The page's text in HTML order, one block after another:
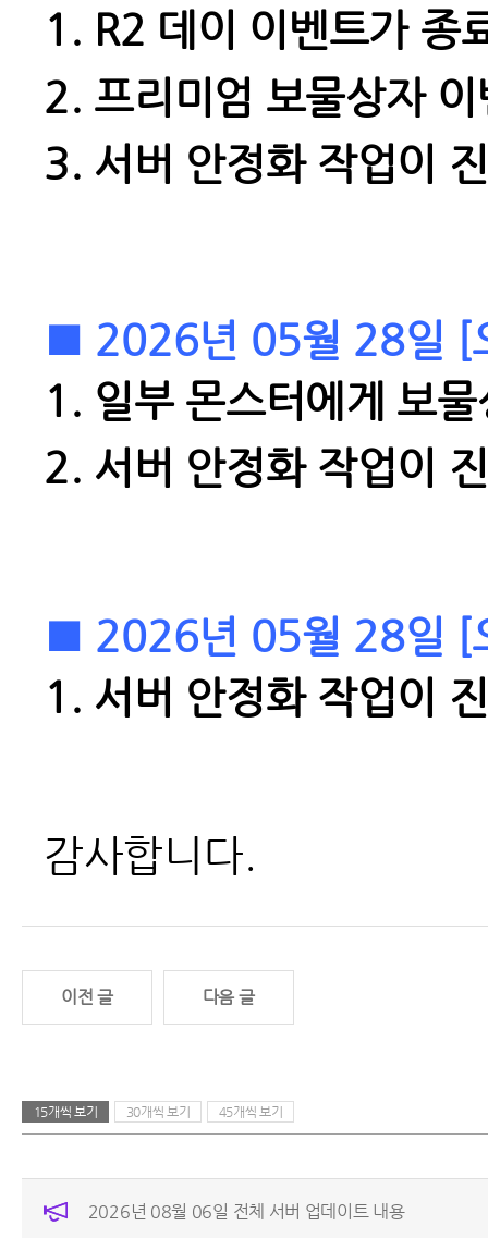
1. R2 데이 이벤트가 종
2. 프리미엄 보물상자
3. 서버 안정화 작업이
■ 2026년 05월 28일 [
1. 일부 몬스터에게 보
2. 서버 안정화 작업이
■ 2026년 05월 28일 [
1. 서버 안정화 작업이
감사합니다.
이전 글 다음 글
15개씩 보기 30개씩 보기 45개씩 보기
2026년 08월 06일 전체 서버 업데이트 내용